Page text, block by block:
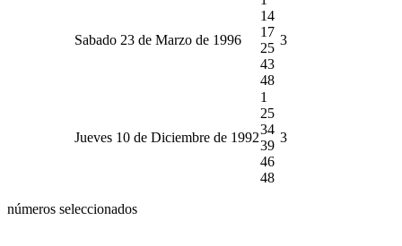
Sabado 23 de Marzo de 1996
14
17
25
43
48
3
Jueves 10 de Diciembre de 1992
1
25
34
39
46
48
3
números seleccionados